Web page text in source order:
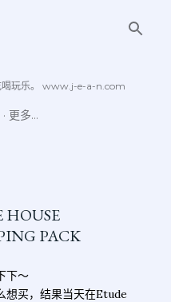
喝玩乐。 www.j-e-a-n.com
更多…
HOUSE
PACK
下～
想买，结果当天在Etude